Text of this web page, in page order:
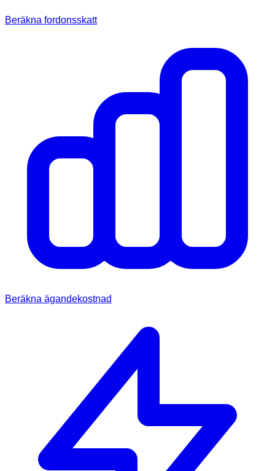
Beräkna fordonsskatt
Beräkna ägandekostnad